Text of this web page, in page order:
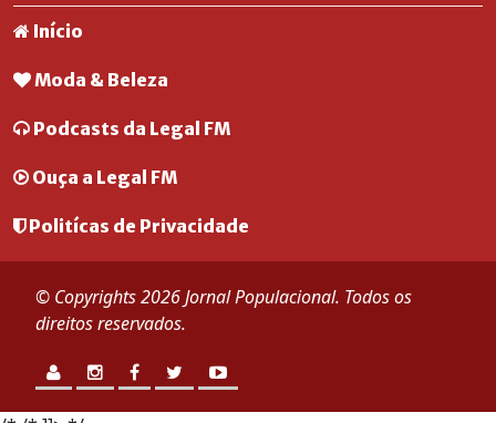
Início
Moda & Beleza
Podcasts da Legal FM
Ouça a Legal FM
Politícas de Privacidade
© Copyrights 2026 Jornal Populacional. Todos os
direitos reservados.